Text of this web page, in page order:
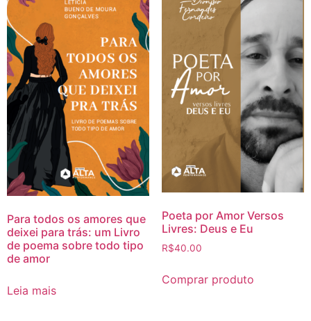
Para todos os amores que
deixei para trás: um Livro
de poema sobre todo tipo
de amor
Leia mais
Poeta por Amor Versos
Livres: Deus e Eu
R$40.00
Comprar produto